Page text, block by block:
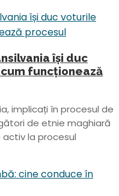
își duc
funcționează
implicați în procesul de
de etnie maghiară
la procesul